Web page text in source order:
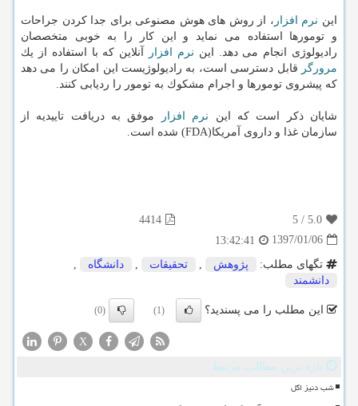
این نرم افزار ، از روش های هوش مصنوعی برای جدا كردن جراحات
و تومورها استفاده می نماید و این كار را به خوبی متخصصان
رادیولوژی انجام می دهد. این نرم افزار
آنلاین كه با استفاده از یك
مرورگر قابل دسترسی است، به رادیولوژیست این امكان را می دهد
كه پیشروی تومورها و اجرام مشكوك به تومور را ردیابی كنند.
شایان ذكر است كه این نرم افزار
موفق به دریافت تاییدیه از
سازمان غذا و داروی آمریكا(FDA) شده است.
5.0
/
5
4414
1397/01/06
13:42:41
تگهای مطلب:
پژوهش تحقیقات دانشگاه
دانشمند
این مطلب را می پسندید؟ (1)
(0)
X
تازه ترین مطالب مرتبط
شب دنیز اگل